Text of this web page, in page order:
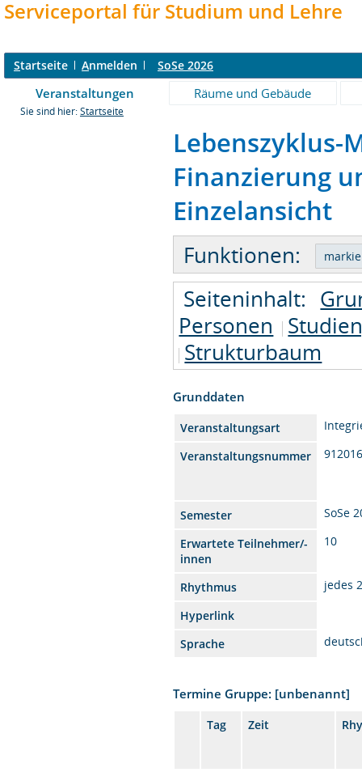
Serviceportal für Studium und Lehre
Startseite Anmelden SoSe 2026
Veranstaltungen Räume und Gebäude
Sie sind hier: Startseite
Lebenszyklus-
Finanzierung
Einzelansicht
Funktionen:
Seiteninhalt:
Personen
Strukturbaum
Grunddaten
Veranstaltungsart
Veranstaltungsnummer
Semester
SoSe
Erwartete Teilnehmer/-
innen
10
Rhythmus
jedes
Hyperlink
Sprache
Termine Gruppe: [unbenannt]
Tag Zeit